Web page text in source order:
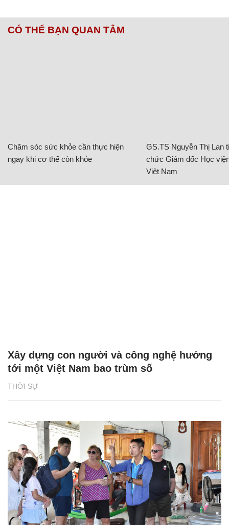
CÓ THỂ BẠN QUAN TÂM
Chăm sóc sức khỏe cần thực hiện
ngay khi cơ thể còn khỏe
GS.TS Nguyễn Thị Lan
chức Giám đốc Học
Việt Nam
THỜI SỰ
Xây dựng con người và công nghệ hướng
tới một Việt Nam bao trùm số